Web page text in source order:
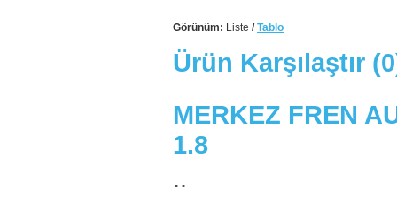
Görünüm: Liste / Tablo
Ürün Karşılaştır
MERKEZ FREN
1.8
..